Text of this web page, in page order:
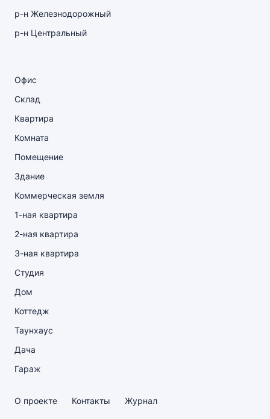
р-н Железнодорожный
р-н Центральный
Офис
Склад
Квартира
Комната
Помещение
Здание
Коммерческая земля
1-ная квартира
2-ная квартира
3-ная квартира
Студия
Дом
Коттедж
Таунхаус
Дача
Гараж
О проекте Контакты Журнал